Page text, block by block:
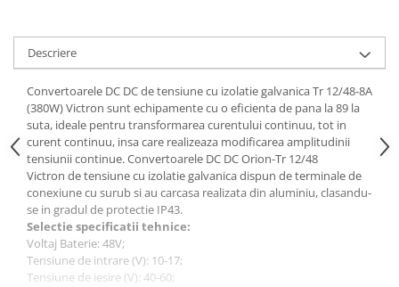
Descriere
Convertoarele DC DC de tensiune cu izolatie galvanica Tr 12/48-8A
(380W) Victron sunt echipamente cu o eficienta de pana la 89 la
suta, ideale pentru transformarea curentului continuu, tot in
curent continuu, insa care realizeaza modificarea amplitudinii
tensiunii continue. Convertoarele DC DC Orion-Tr 12/48
Victron de tensiune cu izolatie galvanica dispun de terminale de
conexiune cu surub si au carcasa realizata din aluminiu, clasandu-
se in gradul de protectie IP43.
Selectie specificatii tehnice:
Voltaj Baterie: 48V;
Tensiune de intrare (V): 10-17;
Tensiune de iesire (V): 40-60;